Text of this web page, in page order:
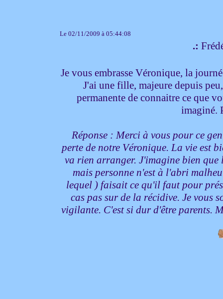
Le 02/11/2009 à 05:44:08
.:
Je vous embrasse Véronique, la
J'ai une fille, majeure depuis
permanente de connaitre ce que
imaginé.
Réponse : Merci à vous pour ce
perte de notre Véronique. La vie est
va rien arranger. J'imagine bien que
mais personne n'est à l'abri
lequel ) faisait ce qu'il faut pour
cas pas sur de la récidive. Je vous
vigilante. C'est si dur d'être parents.